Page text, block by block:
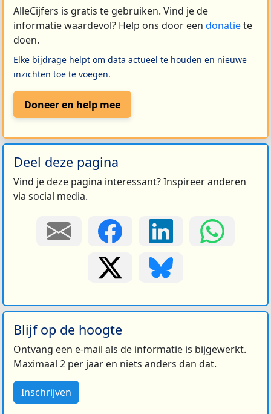
AlleCijfers is gratis te gebruiken. Vind je de
informatie waardevol? Help ons door een donatiete
doen.
Elke bijdrage helpt om data actueel te houden en nieuwe
inzichten toe te voegen.
Doneer en help mee
Deel deze pagina
Vind je deze pagina interessant? Inspireer anderen
via social media.
Blijf op de hoogte
Ontvang een e-mail als de informatie is bijgewerkt.
Maximaal 2 per jaar en niets anders dan dat.
Inschrijven